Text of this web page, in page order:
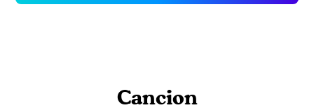
Cancion